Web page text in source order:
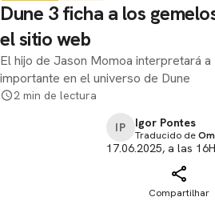
Dune 3 ficha a los
el sitio web
El hijo de Jason Momoa interpretará
importante en el universo de Dune
2 min de lectura
IP Igor Pontes
Traducido de
17.06.2025, a las
Compartilhar